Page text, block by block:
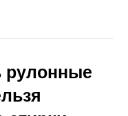
рулонные